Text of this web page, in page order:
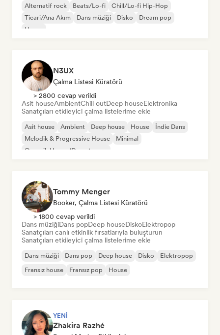
Alternatif rock Beats/Lo-fi
Chill/Lo-fi Hip-Hop
Ticari/Ana Akım
Dans müziği Disko
Dream pop
House
N3UX
Çalma Listesi Küratörü
> 2800 cevap verildi
Asit houseAmbientChill outDeep houseElektronika
Sanatçıları etkileyici çalma listelerime ekle
Asit house Ambient Deep house House
İndie Dans
Melodik & Progressive House
Minimal
Organik House/Downtempo
Tommy Menger
Booker, Çalma Listesi Küratörü
> 1800 cevap verildi
Dans müziğiDans popDeep houseDiskoElektropop
Sanatçıları canlı etkinlik fırsatlarıyla buluşturun
Sanatçıları etkileyici çalma listelerime ekle
Dans müziği Dans pop Deep house Disko
Elektropop
Fransız house
Fransız pop House
YENI
Zhakira Razhé